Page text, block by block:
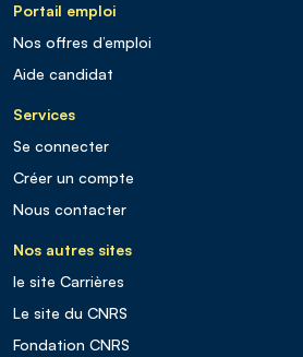
Portail emploi
Nos offres d’emploi
Aide candidat
Services
Se connecter
Créer un compte
Nous contacter
Nos autres sites
le site Carrières
Le site du CNRS
Fondation CNRS